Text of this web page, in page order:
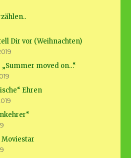
Dir vor (Weihnachten)
moved on…“
Ehren